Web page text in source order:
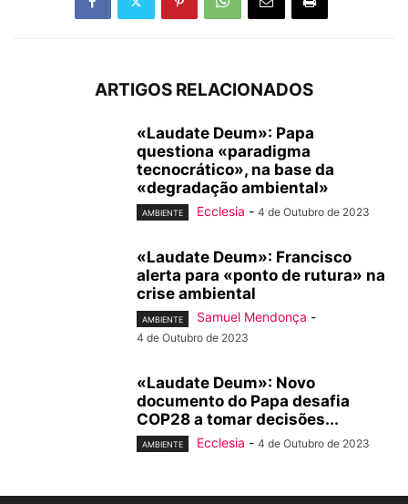
ARTIGOS RELACIONADOS
«Laudate Deum»: Papa
questiona «paradigma
tecnocrático», na base da
«degradação ambiental»
AMBIENTE Ecclesia - 4 de Outubro de 2023
«Laudate Deum»: Francisco
alerta para «ponto de rutura» na
crise ambiental
AMBIENTE Samuel Mendonça -
4 de Outubro de 2023
«Laudate Deum»: Novo
documento do Papa desafia
COP28 a tomar decisões...
AMBIENTE Ecclesia - 4 de Outubro de 2023